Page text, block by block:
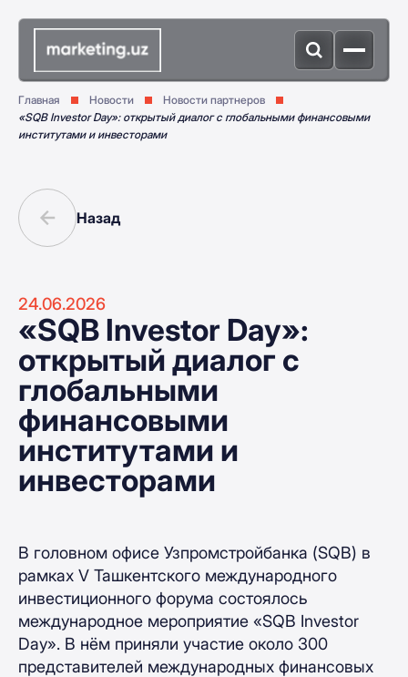
Главная Новости
Новости партнеров
«SQB Investor Day»: открытый диалог с глобальными финансовыми
институтами и инвесторами
Назад
24.06.2026
«SQB Investor Day»:
открытый диалог с
глобальными
финансовыми
институтами и
инвесторами
В головном офисе Узпромстройбанка (SQB) в
рамках V Ташкентского международного
инвестиционного форума состоялось
международное мероприятие «SQB Investor
Day». В нём приняли участие около 300
представителей международных финансовых